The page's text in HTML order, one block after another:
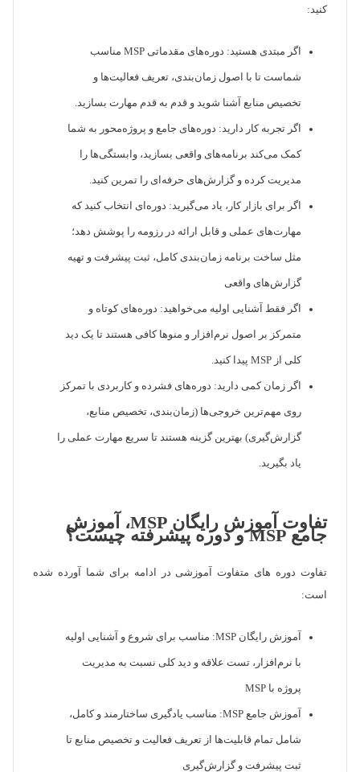
کنید:
اگر مبتدی هستید: دوره‌های مقدماتی MSP مناسب
شماست تا با اصول زمان‌بندی، تعریف فعالیت‌ها و
تخصیص منابع آشنا شوید و قدم به قدم مهارت بسازید.
اگر تجربه کار دارید: دوره‌های جامع و پروژه‌محور به شما
کمک می‌کند برنامه‌های واقعی بسازید، وابستگی‌ها را
مدیریت کرده و گزارش‌های حرفه‌ای را تمرین کنید.
اگر برای بازار کار، یاد می‌گیرید: دوره‌ای انتخاب کنید که
مهارت‌های عملی و قابل ارائه در رزومه را پوشش دهد؛
مثل ساخت برنامه زمان‌بندی کامل، ثبت پیشرفت و تهیه
گزارش‌های واقعی
اگر فقط آشنایی اولیه می‌خواهید: دوره‌های کوتاه و
متمرکز بر اصول نرم‌افزار و منوها کافی هستند تا یک دید
کلی از MSP پیدا کنید.
اگر زمان کمی دارید: دوره‌های فشرده و کاربردی با تمرکز
روی مهم‌ترین خروجی‌ها (زمان‌بندی، تخصیص منابع،
گزارش‌گیری) بهترین گزینه هستند تا سریع مهارت عملی را
یاد بگیرید.
تفاوت آموزش رایگان MSP، آموزش
جامع MSP و دوره پیشرفته چیست؟
تفاوت دوره های متفاوت آموزشی در ادامه برای شما آورده شده
است:
آموزش رایگان MSP: مناسب برای شروع و آشنایی اولیه
با نرم‌افزار، تست علاقه و دید کلی نسبت به مدیریت
پروژه با MSP
آموزش جامع MSP: مناسب یادگیری ساختارمند و کامل،
شامل تمام قابلیت‌ها از تعریف فعالیت و تخصیص منابع تا
ثبت پیشرفت و گزارش‌گیری